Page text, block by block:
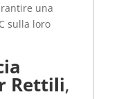
una
sulla loro
Rettili,